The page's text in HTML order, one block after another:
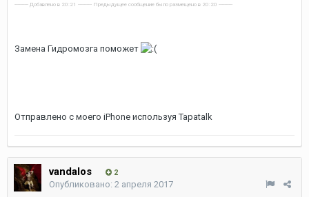
---------- Добавлено в 20:21 ---------- Предыдущее сообщение было размещено в 20:20 ----------
Замена Гидромозга поможет
Отправлено с моего iPhone используя Tapatalk
vandalos 2
Опубликовано: 2 апреля 2017